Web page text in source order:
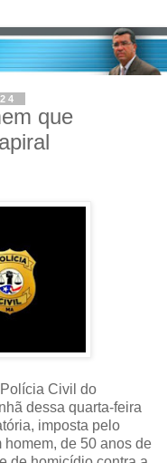
que
Civil do
dessa quarta-feira
imposta pelo
de 50 anos de